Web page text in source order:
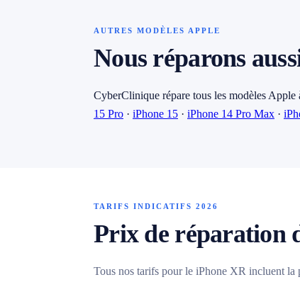
AUTRES MODÈLES APPLE
Nous réparons
CyberClinique répare tous les modèles
15 Pro · iPhone 15 · iPhone 14 Pro Max ·
TARIFS INDICATIFS 2026
Prix de réparation
Tous nos tarifs pour le iPhone XR incluent